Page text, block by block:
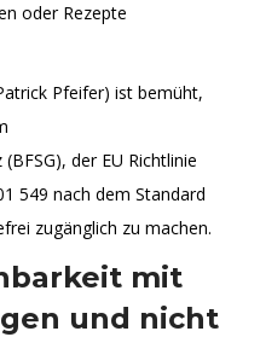
oder Rezepte
Pfeifer) ist bemüht,
der EU Richtlinie
549 nach dem Standard
zugänglich zu machen.
mit
und nicht